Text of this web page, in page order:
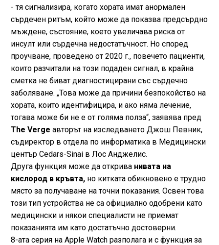
- тя сигнализира, когато хората имат анормален
сърдечен ритъм, който може да показва предсърдно
мъждене, състояние, което увеличава риска от
инсулт или сърдечна недостатъчност. Но според
проучване, проведено от 2020 г., повечето пациенти,
които разчитали на този подаден сигнал, в крайна
сметка не биват диагностицирани със сърдечно
заболяване. „Това може да причини безпокойство на
хората, които идентифицира, и ако няма лечение,
тогава може би не е от голяма полза“, заявява пред
The Verge авторът на изследването Джош Певник,
съдиректор в отдела по информатика в Медицински
център Cedars-Sinai в Лос Анджелис.
Друга функция може да открива нивата на
кислород в кръвта,но китката обикновено е трудно
място за получаване на точни показания. Освен това
този тип устройства не са официално одобрени като
медицински и някои специалисти не приемат
показанията им като достатъчно достоверни.
8-ата серия на Apple Watch разполага и с функция за